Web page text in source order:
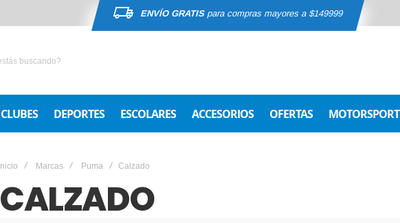
ENVÍO GRATISpara compras mayores a $149999
CLUBES DEPORTES ESCOLARES ACCESORIOS OFERTAS MOTORSPORT
Inicio Marcas Puma Calzado
CALZADO